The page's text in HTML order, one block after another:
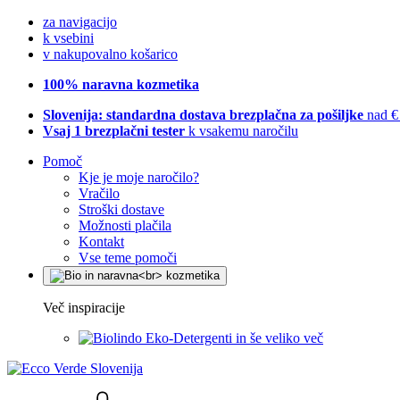
za navigacijo
k vsebini
v nakupovalno košarico
100% naravna kozmetika
Slovenija: standardna dostava brezplačna za pošiljke nad
Vsaj 1 brezplačni tester k vsakemu naročilu
Pomoč
Kje je moje naročilo?
Vračilo
Stroški dostave
Možnosti plačila
Kontakt
Vse teme pomoči
Več inspiracije
Eko-Detergenti in še veliko več